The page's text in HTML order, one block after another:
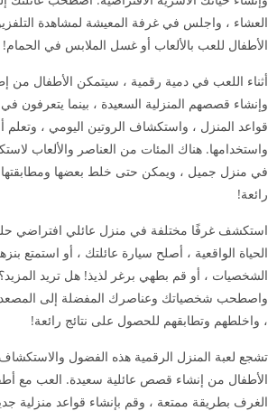
العشاء ، واجلس في غرفة المعيشة لمشاهدة
الأطفال للعب بالألعاب أو غسل الملابس في الحمام!
أثناء اللعب في دمية رقمية ، سيتمكن الأطفال من
وإنشاء قصصهم المنزلية السعيدة ، بينما
قواعد المنزل ، واستكشاف الروتين اليومي ، وتعلم
واستخدامها. هناك المئات من العناصر والألعاب
في منزل جميل ، ويمكن حتى خلط بعضها
رائعة!
استكشف غرفًا مختلفة في منزل عائلي افتراضي
الحياة الواقعية ، أصلح سيارة عائلتك ، أو استمتع
الشخصيات ، أو قم بطهي برغر لذيذ! هل تريد
واصطحب شخصياتك وعناصرك المفضلة إلى المصعد
، واخلطهم وتطابقهم للحصول على نتائج رائعة!
تشجع لعبة المنزل الرقمية هذه الفضول
الأطفال من إنشاء قصص عائلية سعيدة. العب مع
الغرف بطريقة ممتعة ، وقم بإنشاء قواعد منزلية